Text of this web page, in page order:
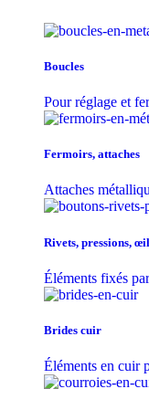
Boucles
Pour réglage et
Fermoirs, attaches
Attaches
Rivets, pressions,
Éléments fixés
Brides cuir
Éléments en cuir